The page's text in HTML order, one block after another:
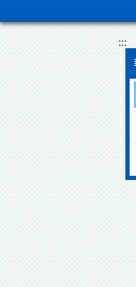
:::